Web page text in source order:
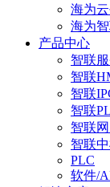
海为
海为
产品中心
智联
智联
智联
智联
智联
智联
PLC
软件/